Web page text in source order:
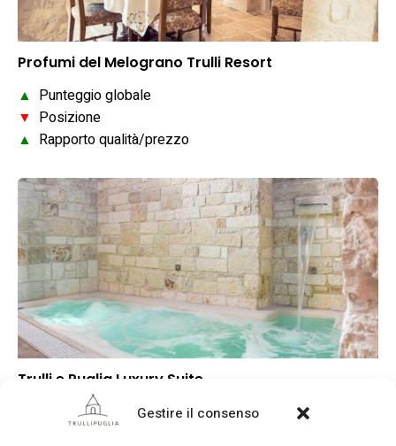
Gestire il consenso
Profumi del Melograno Trulli Resort
▲ Punteggio globale
▼ Posizione
▲ Rapporto qualità/prezzo
Trulli e Puglia Luxury Suite
Punteggio globale